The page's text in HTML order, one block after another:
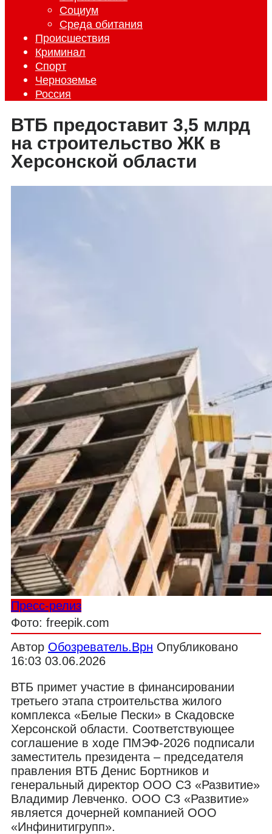
Социум
Среда обитания
Происшествия
Криминал
Спорт
Черноземье
Россия
ВТБ предоставит 3,5 млрд
на строительство ЖК в
Херсонской области
Пресс-релиз
Фото: freepik.com
Автор Обозреватель.Врн Опубликовано
16:03 03.06.2026
ВТБ примет участие в финансировании
третьего этапа строительства жилого
комплекса «Белые Пески» в Скадовске
Херсонской области. Соответствующее
соглашение в ходе ПМЭФ-2026 подписали
заместитель президента – председателя
правления ВТБ Денис Бортников и
генеральный директор ООО СЗ «Развитие»
Владимир Левченко. ООО СЗ «Развитие»
является дочерней компанией ООО
«Инфинитигрупп».